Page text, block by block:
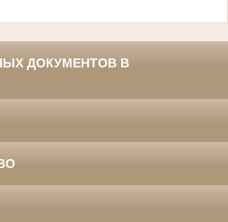
ДОКУМЕНТОВ В